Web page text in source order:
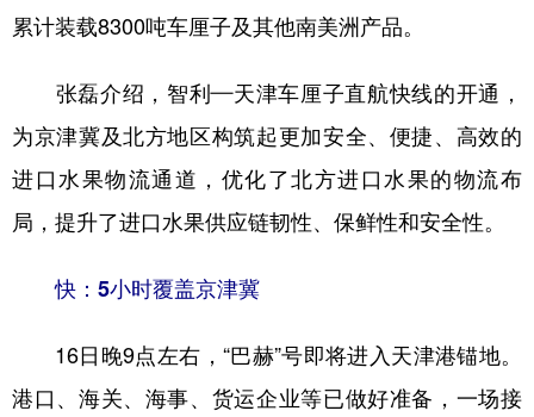
累计装载8300吨车厘子及其他南美洲产品。
张磊介绍，智利—天津车厘子直航快线的开通，
为京津冀及北方地区构筑起更加安全、便捷、高效的
进口水果物流通道，优化了北方进口水果的物流布
局，提升了进口水果供应链韧性、保鲜性和安全性。
快：5小时覆盖京津冀
16日晚9点左右，“巴赫”号即将进入天津港锚地。
港口、海关、海事、货运企业等已做好准备，一场接